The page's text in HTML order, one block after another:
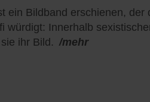
ein Bildband erschienen, der
würdigt: Innerhalb
ihr Bild. /mehr